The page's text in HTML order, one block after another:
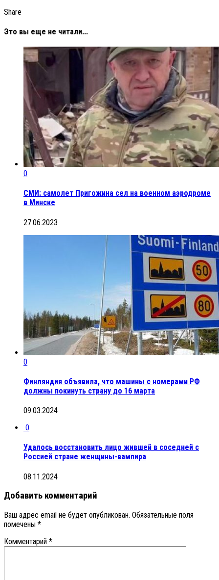
Share
Это вы еще не читали...
0
СМИ: самолет Пригожина сел на военном аэродроме
в Минске
27.06.2023
0
Финляндия объявила, что машины с номерами РФ
должны покинуть страну до 16 марта
09.03.2024
0
Удалось восстановить лицо жившей в соседней с
Россией стране женщины-вампира
08.11.2024
Добавить комментарий
Ваш адрес email не будет опубликован. Обязательные поля
помечены *
Комментарий *